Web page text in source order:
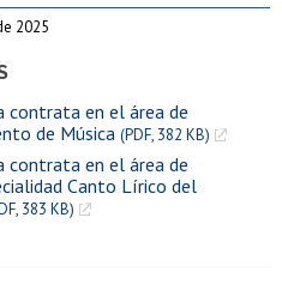
contrata en el área de
de Música (PDF, 382 KB)
contrata en el área de
Canto Lírico del
383 KB)
2025